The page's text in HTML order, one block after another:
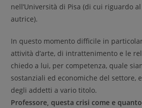
nell’Università di Pisa (di cui riguardo
autrice).
In questo momento difficile in
attività d’arte, di intrattenimento e le
chiedo a lui, per competenza, quale
sostanziali ed economiche del settore,
degli addetti a vario titolo.
Professore, questa crisi come e